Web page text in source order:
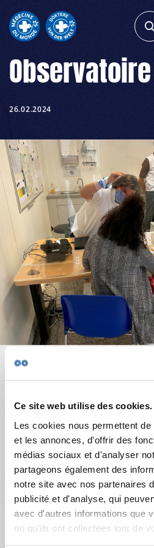
Ce site web utilise des cookies.
Les cookies nous permettent
et les annonces, d'offrir des
médias sociaux et d'analyser
partageons également des
notre site avec nos partenaires
publicité et d'analyse, qui
avec d'autres informations que
ou qu'ils ont collectées lors de
MDM
SUR LE
ACTUALITÉS
PUBLICATIONS
NOUS
NOUS
26.02.2024
Accueil
Nos recommandations
droit à la santé –
L’action de Médecins du
la santé au Luxembourg en
Les personnes accueillies en
de santé –